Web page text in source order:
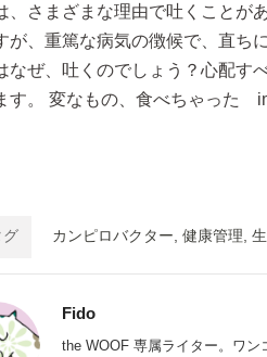
、さまざまな理由で吐くことが
が、重篤な病気の徴候で、直ち
なぜ、吐くのでしょう？心配す
す。 変なもの、食べちゃった
グ カンピロバクター 健康管理
Fido
the WOOF 専属ライター。ワン